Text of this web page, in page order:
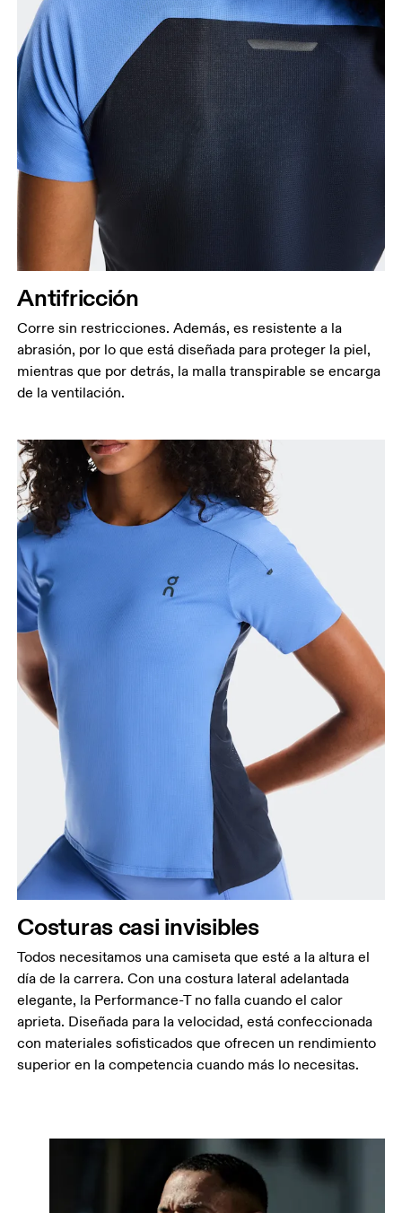
Antifricción
Corre sin restricciones. Además, es resistente a la
abrasión, por lo que está diseñada para proteger la piel,
mientras que por detrás, la malla transpirable se encarga
de la ventilación.
Costuras casi invisibles
Todos necesitamos una camiseta que esté a la altura el
día de la carrera. Con una costura lateral adelantada
elegante, la Performance-T no falla cuando el calor
aprieta. Diseñada para la velocidad, está confeccionada
con materiales sofisticados que ofrecen un rendimiento
superior en la competencia cuando más lo necesitas.